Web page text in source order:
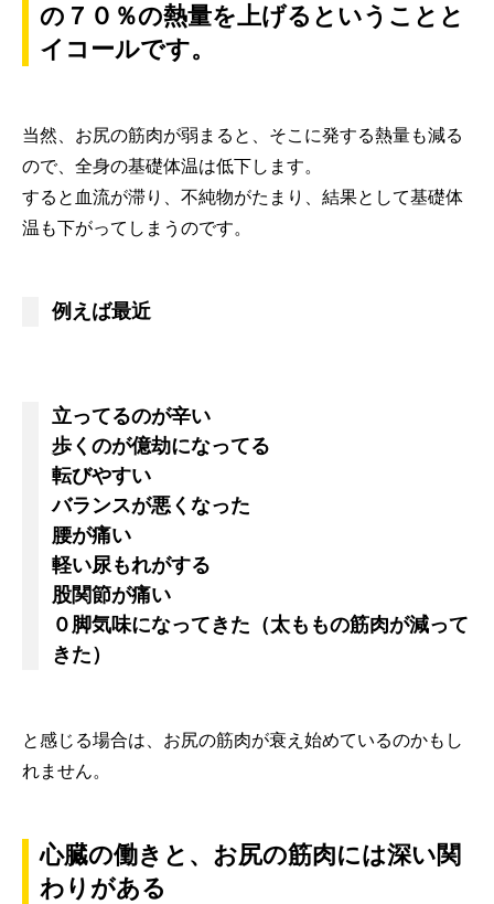
の７０％の熱量を上げるということと
イコールです。
当然、お尻の筋肉が弱まると、そこに発する熱量も減る
ので、全身の基礎体温は低下します。
すると血流が滞り、不純物がたまり、結果として基礎体
温も下がってしまうのです。
例えば最近
立ってるのが辛い
歩くのが億劫になってる
転びやすい
バランスが悪くなった
腰が痛い
軽い尿もれがする
股関節が痛い
０脚気味になってきた（太ももの筋肉が減って
きた）
と感じる場合は、お尻の筋肉が衰え始めているのかもし
れません。
心臓の働きと、お尻の筋肉には深い関
わりがある